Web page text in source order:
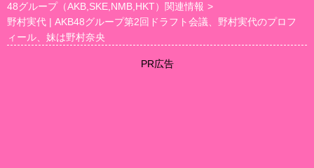
48グループ（AKB,SKE,NMB,HKT）関連情報 >
野村実代 | AKB48グループ第2回ドラフト会議、野村実代のプロフ
ィール、妹は野村奈央
PR広告